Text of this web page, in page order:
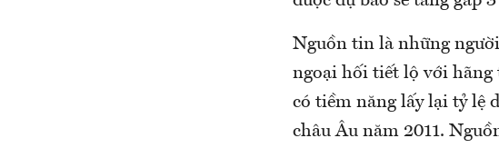
Nguồn tin là những
ngoại hối tiết lộ với hãng
có tiềm năng lấy lại tỷ lệ
châu Âu năm 2011.